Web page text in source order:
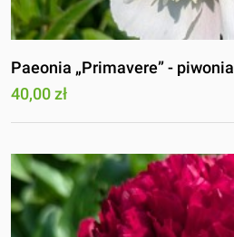
Paeonia „Primavere” - piwonia
40,00 zł